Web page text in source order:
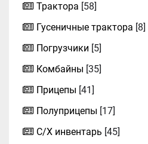
Трактора [58]
Гусеничные трактора [8]
Погрузчики [5]
Комбайны [35]
Прицепы [41]
Полуприцепы [17]
С/Х инвентарь [45]